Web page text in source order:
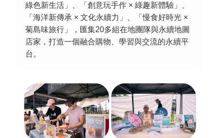
RSS 臉書粉絲團
首長信箱 English
ไทย Bahasa indonesia
綠色新生活」、「創意玩手作 × 綠趣新體驗」、
「海洋新傳承 × 文化永續力」、「慢食好時光 ×
菊島味旅行」，匯集20多組在地團隊與永續地圖
店家，打造一個融合購物、學習與交流的永續平
台。